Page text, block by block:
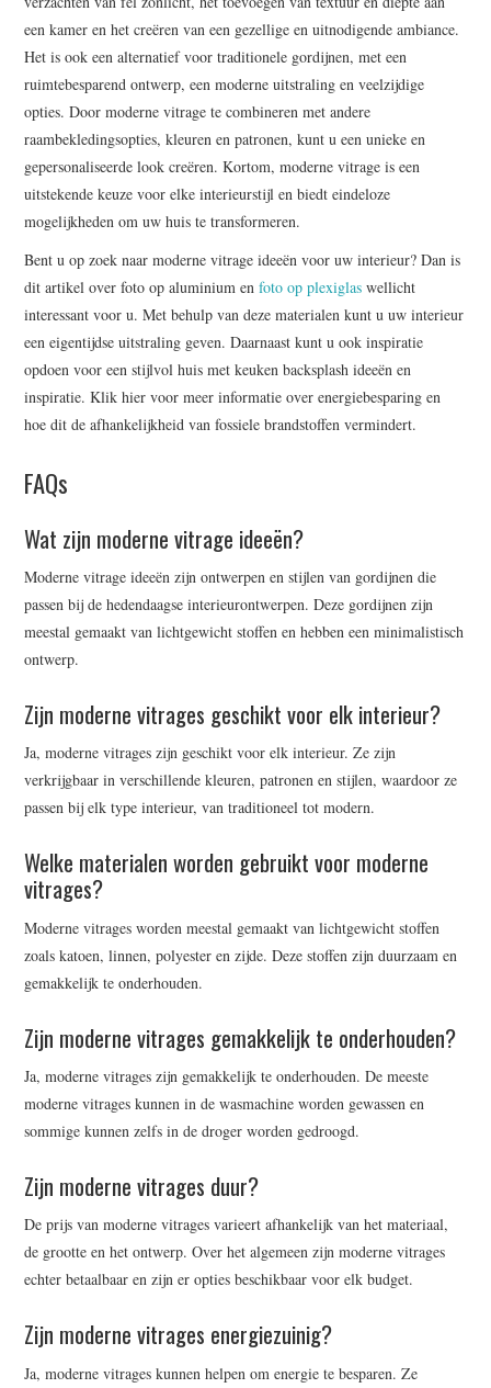
een kamer en het creëren van een gezellige en uitnodigende ambiance.
Het is ook een alternatief voor traditionele gordijnen, met een
ruimtebesparend ontwerp, een moderne uitstraling en veelzijdige
opties. Door moderne vitrage te combineren met andere
raambekledingsopties, kleuren en patronen, kunt u een unieke en
gepersonaliseerde look creëren. Kortom, moderne vitrage is een
uitstekende keuze voor elke interieurstijl en biedt eindeloze
mogelijkheden om uw huis te transformeren.
Bent u op zoek naar moderne vitrage ideeën voor uw interieur? Dan is
dit artikel over foto op aluminium enfoto op plexiglas wellicht
interessant voor u. Met behulp van deze materialen kunt u uw interieur
een eigentijdse uitstraling geven. Daarnaast kunt u ook inspiratie
opdoen voor een stijlvol huis met keuken backsplash ideeën en
inspiratie. Klik hier voor meer informatie over energiebesparing en
hoe dit de afhankelijkheid van fossiele brandstoffen vermindert.
FAQs
Wat zijn moderne vitrage ideeën?
Moderne vitrage ideeën zijn ontwerpen en stijlen van gordijnen die
passen bij de hedendaagse interieurontwerpen. Deze gordijnen zijn
meestal gemaakt van lichtgewicht stoffen en hebben een minimalistisch
ontwerp.
Zijn moderne vitrages geschikt voor elk interieur?
Ja, moderne vitrages zijn geschikt voor elk interieur. Ze zijn
verkrijgbaar in verschillende kleuren, patronen en stijlen, waardoor ze
passen bij elk type interieur, van traditioneel tot modern.
Welke materialen worden gebruikt voor moderne
vitrages?
Moderne vitrages worden meestal gemaakt van lichtgewicht stoffen
zoals katoen, linnen, polyester en zijde. Deze stoffen zijn duurzaam en
gemakkelijk te onderhouden.
Zijn moderne vitrages gemakkelijk te onderhouden?
Ja, moderne vitrages zijn gemakkelijk te onderhouden. De meeste
moderne vitrages kunnen in de wasmachine worden gewassen en
sommige kunnen zelfs in de droger worden gedroogd.
Zijn moderne vitrages duur?
De prijs van moderne vitrages varieert afhankelijk van het materiaal,
de grootte en het ontwerp. Over het algemeen zijn moderne vitrages
echter betaalbaar en zijn er opties beschikbaar voor elk budget.
Zijn moderne vitrages energiezuinig?
Ja, moderne vitrages kunnen helpen om energie te besparen. Ze